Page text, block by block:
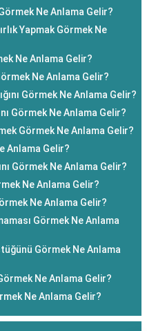
Ne Anlama Gelir?
Yapmak Görmek Ne
Ne Anlama Gelir?
Ne Anlama Gelir?
Görmek Ne Anlama Gelir?
Görmek Ne Anlama Gelir?
Görmek Ne Anlama Gelir?
Anlama Gelir?
Görmek Ne Anlama Gelir?
Ne Anlama Gelir?
Ne Anlama Gelir?
Görmek Ne Anlama
Görmek Ne Anlama
Ne Anlama Gelir?
Ne Anlama Gelir?